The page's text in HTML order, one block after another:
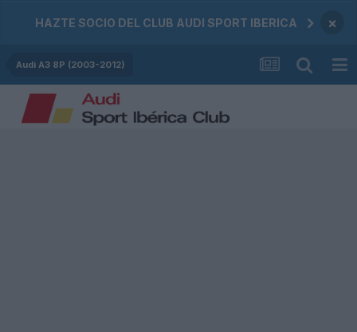
HAZTE SOCIO DEL CLUB AUDI SPORT IBERICA ×
Audi A3 8P (2003-2012)